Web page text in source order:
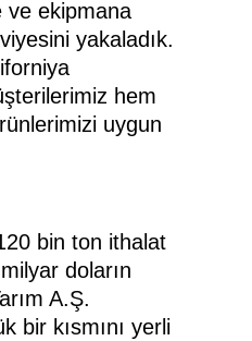
ve ekipmana
yakaladık.
hem
uygun
bin ton ithalat
doların
A.Ş.
bir kısmını yerli